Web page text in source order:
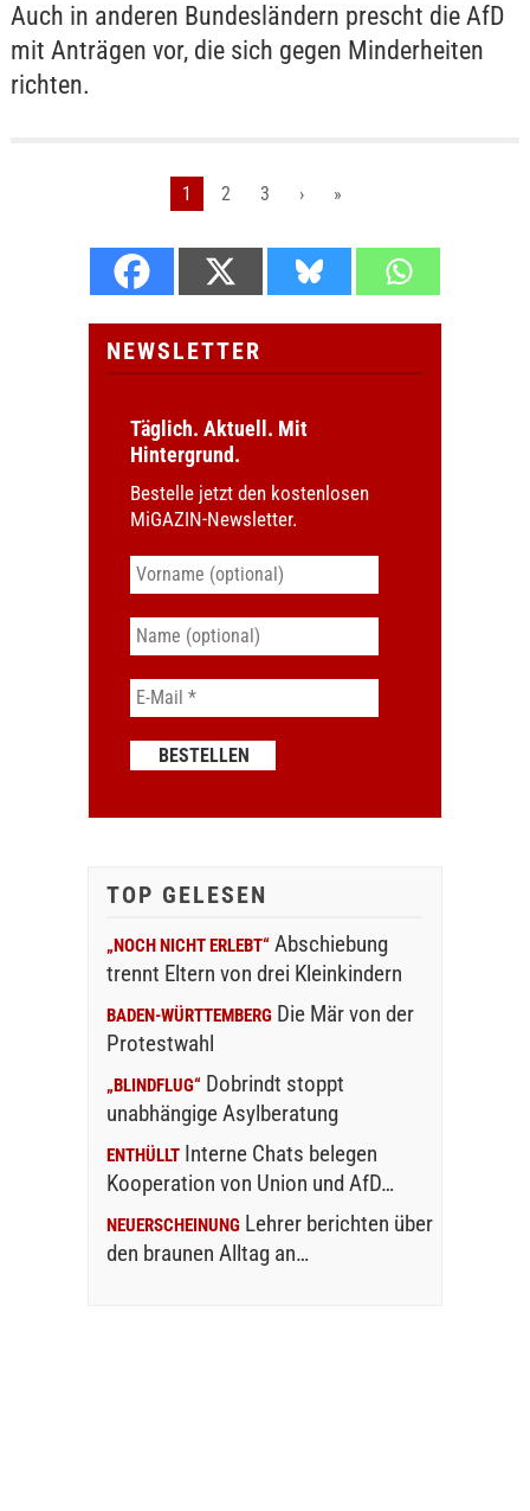
Auch in anderen Bundesländern prescht die AfD
mit Anträgen vor, die sich gegen Minderheiten
richten.
1 2 3 › »
NEWSLETTER
Täglich. Aktuell. Mit
Hintergrund.
Bestelle jetzt den kostenlosen
MiGAZIN-Newsletter.
TOP GELESEN
„NOCH NICHT ERLEBT“ Abschiebung
trennt Eltern von drei Kleinkindern
BADEN-WÜRTTEMBERG Die Mär von der
Protestwahl
„BLINDFLUG“ Dobrindt stoppt
unabhängige Asylberatung
ENTHÜLLT Interne Chats belegen
Kooperation von Union und AfD…
NEUERSCHEINUNG Lehrer berichten über
den braunen Alltag an…